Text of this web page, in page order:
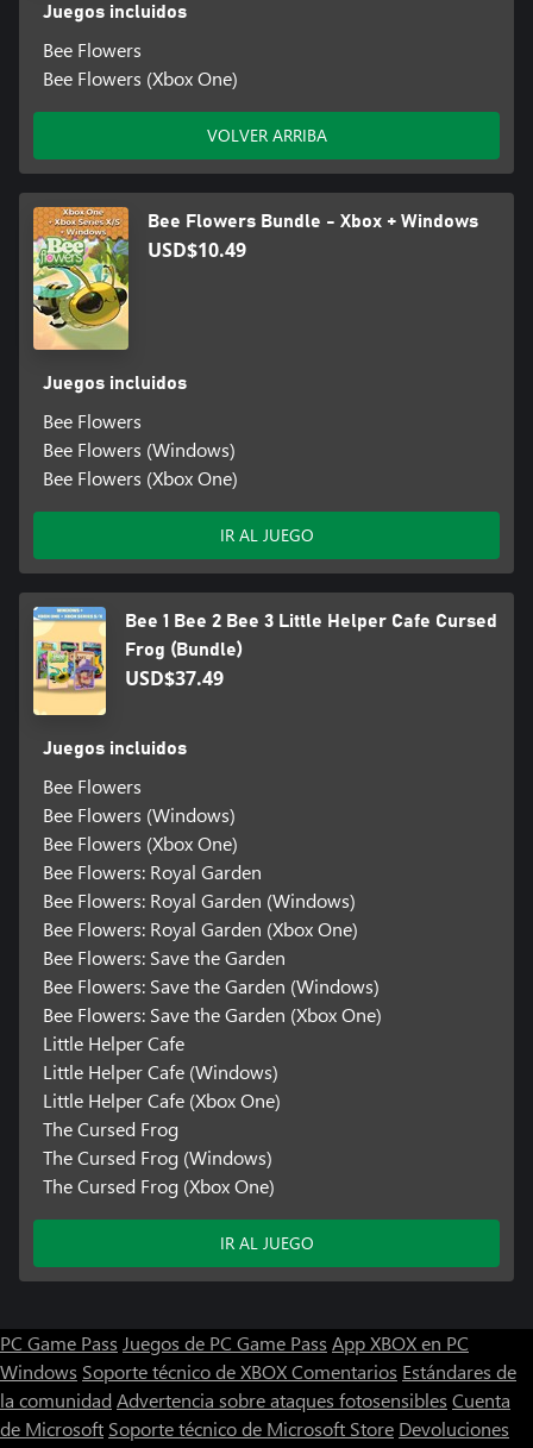
Juegos incluidos
Bee Flowers
Bee Flowers (Xbox One)
VOLVER ARRIBA
Bee Flowers Bundle - Xbox + Windows
USD$10.49
Juegos incluidos
Bee Flowers
Bee Flowers (Windows)
Bee Flowers (Xbox One)
IR AL JUEGO
Bee 1 Bee 2 Bee 3 Little Helper Cafe Cursed
Frog (Bundle)
USD$37.49
Juegos incluidos
Bee Flowers
Bee Flowers (Windows)
Bee Flowers (Xbox One)
Bee Flowers: Royal Garden
Bee Flowers: Royal Garden (Windows)
Bee Flowers: Royal Garden (Xbox One)
Bee Flowers: Save the Garden
Bee Flowers: Save the Garden (Windows)
Bee Flowers: Save the Garden (Xbox One)
Little Helper Cafe
Little Helper Cafe (Windows)
Little Helper Cafe (Xbox One)
The Cursed Frog
The Cursed Frog (Windows)
The Cursed Frog (Xbox One)
IR AL JUEGO
PC Game Pass Juegos de PC Game Pass App XBOX en PC
Windows Soporte técnico de XBOXComentarios Estándares de
la comunidad Advertencia sobre ataques fotosensibles Cuenta
de Microsoft Soporte técnico de Microsoft Store Devoluciones